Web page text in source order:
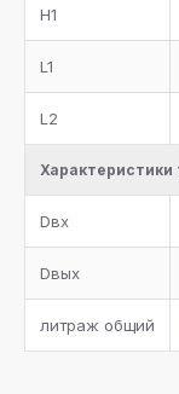
H1
L1
L2
Характеристики
Dвх
Dвых
литраж общий